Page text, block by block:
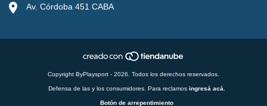
Av. Córdoba 451 CABA
Copyright ByPlaysport - 2026. Todos los derechos reservados.
Defensa de las y los consumidores. Para reclamos ingresá acá.
Botón de arrepentimiento